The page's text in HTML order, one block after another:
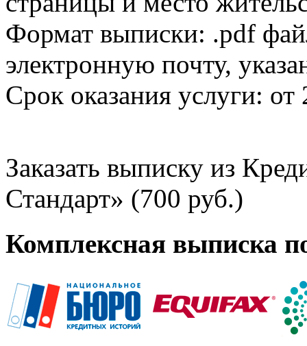
Формат выписки: .pdf
электронную почту,
Срок оказания услуги: от
Заказать выписку из
Стандарт» (700 руб.)
Комплексная выписка